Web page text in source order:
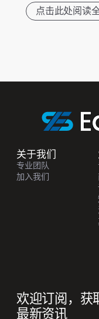
点击此处阅读
欢迎订阅，获
最新资讯
关于我们
专业团队
加入我们